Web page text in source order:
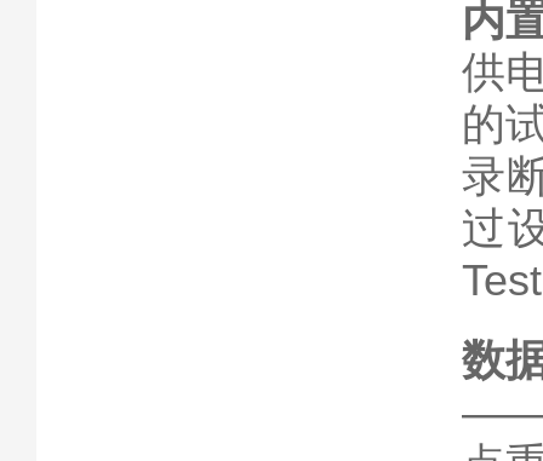
内
供
的
录
过
数
——